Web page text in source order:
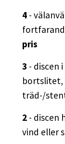
4 -
pris
3 - discen
bortslitet,
träd-/
2 - discen
vind eller